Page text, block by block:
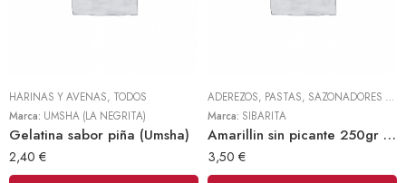
HARINAS Y AVENAS, TODOS
Marca: UMSHA (LA NEGRITA)
Gelatina sabor piña (Umsha)
2,40 €
ADEREZOS, PASTAS, SAZONADORES Y CONDIMENTOS
Marca: SIBARITA
Amarillin sin picante 250gr (Sibarita)
3,50 €